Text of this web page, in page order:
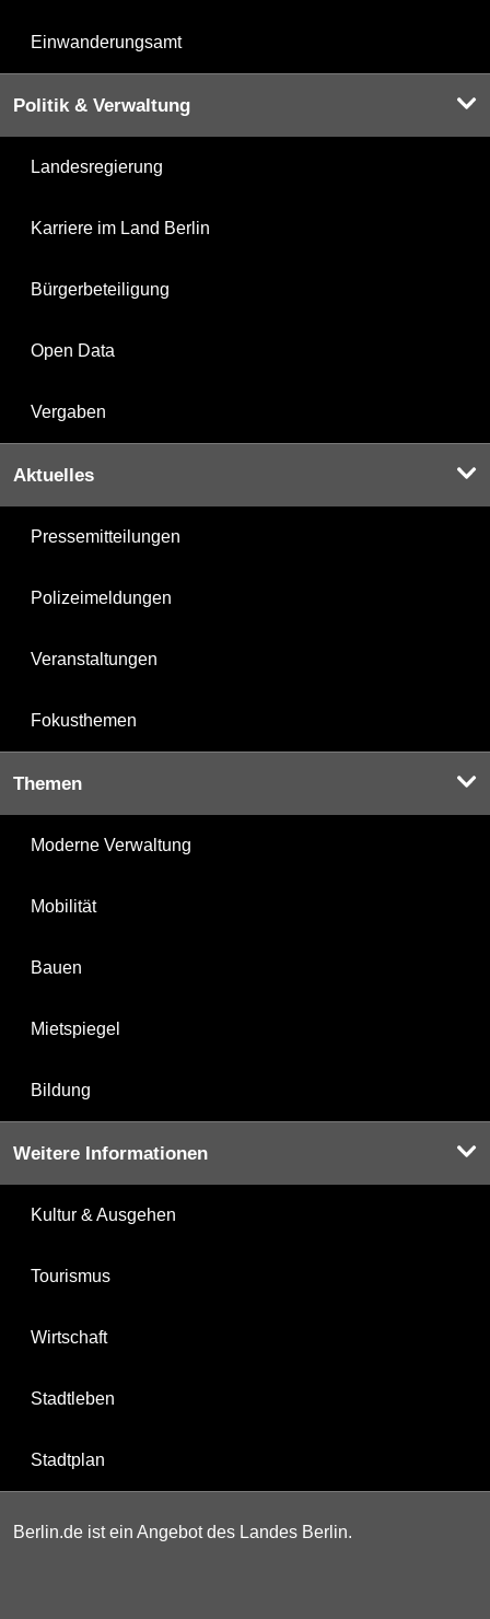
Einwanderungsamt
Politik & Verwaltung
Landesregierung
Karriere im Land Berlin
Bürgerbeteiligung
Open Data
Vergaben
Aktuelles
Pressemitteilungen
Polizeimeldungen
Veranstaltungen
Fokusthemen
Themen
Moderne Verwaltung
Mobilität
Bauen
Mietspiegel
Bildung
Weitere Informationen
Kultur & Ausgehen
Tourismus
Wirtschaft
Stadtleben
Stadtplan
Berlin.de ist ein Angebot des Landes Berlin.